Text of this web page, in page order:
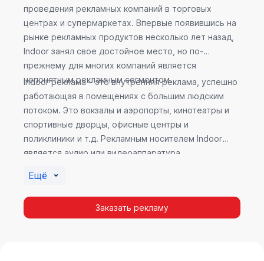
проведения рекламных компаний в торговых
центрах и супермаркетах. Впервые появившись на
рынке рекламных продуктов несколько лет назад,
Indoor занял свое достойное место, но по-
прежнему для многих компаний является
непонятным рекламным сегментом.
Indoor реклама – это внутренняя реклама, успешно
работающая в помещениях с большим людским
потоком. Это вокзалы и аэропорты, кинотеатры и
спортивные дворцы, офисные центры и
поликлиники и т.д. Рекламным носителем Indoor
является аудио или видеоаппаратура,
эффективность приносит такой вид рекламы в
местах продаж, поскольку воздействие на
покупателя в момент выбора товара наиболее
Ещё
Заказать рекламу